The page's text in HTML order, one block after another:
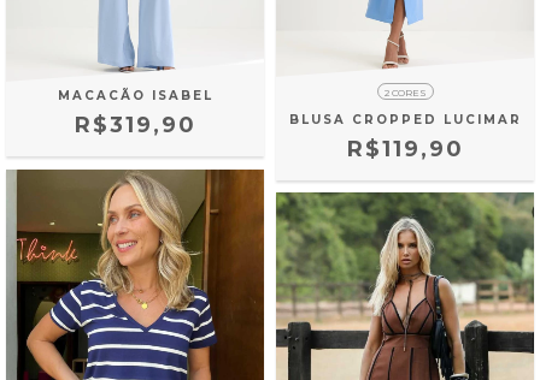
MACACÃO ISABEL
R$319,90
2 CORES
BLUSA CROPPED LUCIMAR
R$119,90